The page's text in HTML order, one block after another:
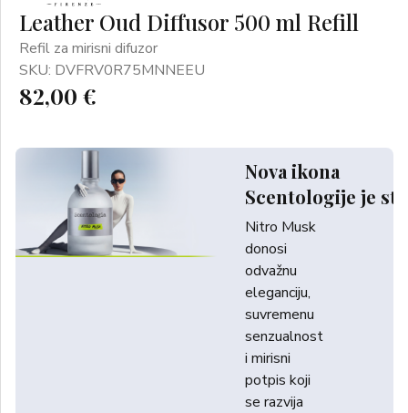
Leather Oud Diffusor 500 ml Refill
Refil za mirisni difuzor
SKU: DVFRV0R75MNNEEU
82,00 €
Nova ikona
Scentologije je
Nitro Musk
donosi
odvažnu
eleganciju,
suvremenu
senzualnost
i mirisni
potpis koji
se razvija